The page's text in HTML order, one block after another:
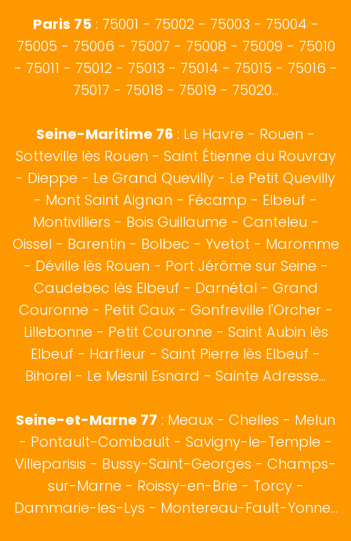
Paris 75: 75001 - 75002 - 75003 - 75004 -
75005 - 75006 - 75007 - 75008 - 75009 - 75010
- 75011 - 75012 - 75013 - 75014 - 75015 - 75016 -
75017 - 75018 - 75019 - 75020...
Seine-Maritime 76 : Le Havre - Rouen -
Sotteville lès Rouen - Saint Étienne du Rouvray
- Dieppe - Le Grand Quevilly - Le Petit Quevilly
- Mont Saint Aignan - Fécamp - Elbeuf -
Montivilliers - Bois Guillaume - Canteleu -
Oissel - Barentin - Bolbec - Yvetot - Maromme
- Déville lès Rouen - Port Jérôme sur Seine -
Caudebec lès Elbeuf - Darnétal - Grand
Couronne - Petit Caux - Gonfreville l'Orcher -
Lillebonne - Petit Couronne - Saint Aubin lès
Elbeuf - Harfleur - Saint Pierre lès Elbeuf -
Bihorel - Le Mesnil Esnard - Sainte Adresse...
Seine-et-Marne 77 : Meaux - Chelles - Melun
- Pontault-Combault - Savigny-le-Temple -
Villeparisis - Bussy-Saint-Georges - Champs-
sur-Marne - Roissy-en-Brie - Torcy -
Dammarie-les-Lys - Montereau-Fault-Yonne...